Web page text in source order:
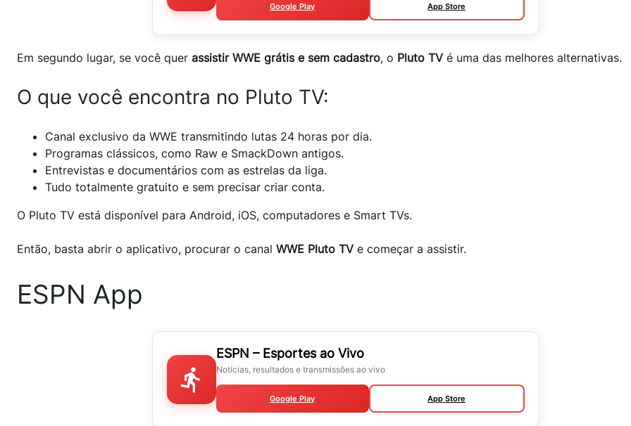
Google Play App Store
Em segundo lugar, se você quer assistir WWE grátis e sem cadastro, o Pluto TV é uma das melhores alternativas.
O que você encontra no Pluto TV:
Canal exclusivo da WWE transmitindo lutas 24 horas por dia.
Programas clássicos, como Raw e SmackDown antigos.
Entrevistas e documentários com as estrelas da liga.
Tudo totalmente gratuito e sem precisar criar conta.
O Pluto TV está disponível para Android, iOS, computadores e Smart TVs.
Então, basta abrir o aplicativo, procurar o canal WWE Pluto TV e começar a assistir.
ESPN App
ESPN – Esportes ao Vivo
Notícias, resultados e transmissões ao vivo
Google Play App Store